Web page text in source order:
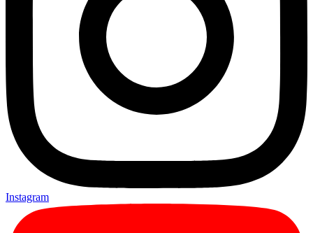
Instagram